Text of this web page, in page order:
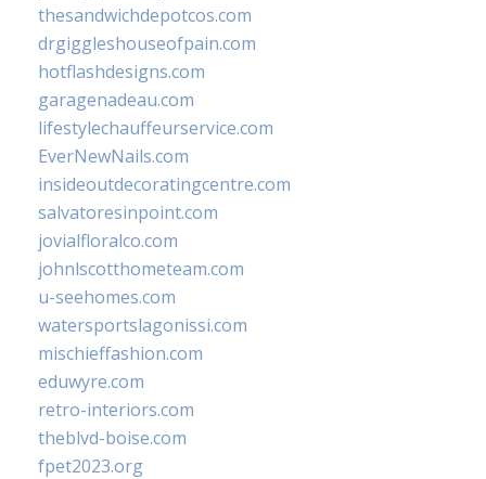
thesandwichdepotcos.com
drgiggleshouseofpain.com
hotflashdesigns.com
garagenadeau.com
lifestylechauffeurservice.com
EverNewNails.com
insideoutdecoratingcentre.com
salvatoresinpoint.com
jovialfloralco.com
johnlscotthometeam.com
u-seehomes.com
watersportslagonissi.com
mischieffashion.com
eduwyre.com
retro-interiors.com
theblvd-boise.com
fpet2023.org